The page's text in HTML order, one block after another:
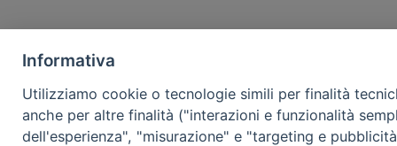
Informativa
Utilizziamo cookie o tecnologie simili per finalità
anche per altre finalità ("interazioni e funzionalità
dell'esperienza", "misurazione" e "targeting e